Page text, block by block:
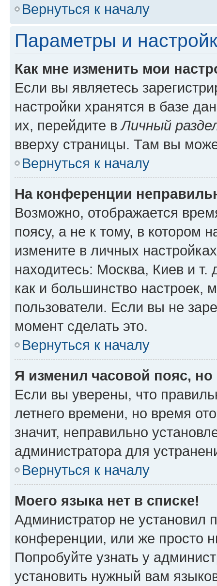
Вернуться к началу
Параметры и
Как мне изменить мои
Если вы являетесь
настройки хранятся в базе
их, перейдите вЛичный
вверху страницы. Там вы
Вернуться к началу
На конференции
Возможно, отображается
поясу, а не к тому, в котором
измените в личных
находитесь: Москва, Киев и т.
как и большинство настроек,
пользователи. Если вы не
момент сделать это.
Вернуться к началу
Я изменил часовой пояс,
Если вы уверены, что
летнего времени, но время
значит, неправильно
администратора для
Вернуться к началу
Моего языка нет в списке!
Администратор не установил
конференции, или же просто
Попробуйте узнать у
установить нужный вам